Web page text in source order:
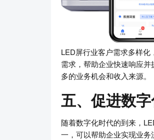
LED屏行业客户需求多样
需求，帮助企业快速响应
多的业务机会和收入来源。
五、促进数
随着数字化时代的到来，
一，可以帮助企业实现业